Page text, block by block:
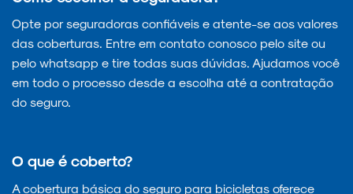
Opte por seguradoras confiáveis e atente-se aos valores
das coberturas. Entre em contato conosco pelo site ou
pelo whatsapp e tire todas suas dúvidas. Ajudamos você
em todo o processo desde a escolha até a contratação
do seguro.
O que é coberto?
A cobertura básica do seguro para bicicletas oferece